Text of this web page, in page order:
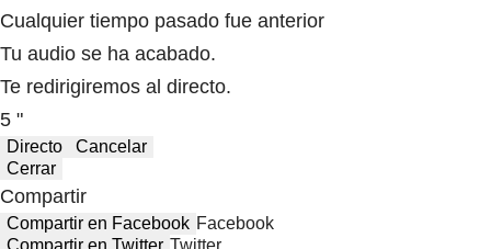
Cualquier tiempo pasado fue anterior
Tu audio se ha acabado.
Te redirigiremos al directo.
5 "
Directo
Cancelar
Cerrar
Compartir
Compartir en Facebook Facebook
Compartir en Twitter Twitter